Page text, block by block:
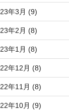
年3月 (9)
年2月 (8)
年1月 (8)
年12月 (8)
年11月 (8)
年10月 (9)